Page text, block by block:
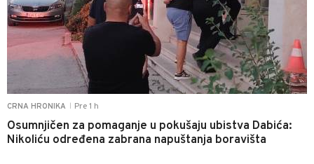
CRNA HRONIKA Pre 1 h
Osumnjičen za pomaganje u pokušaju ubistva Dabića:
Nikoliću određena zabrana napuštanja boravišta